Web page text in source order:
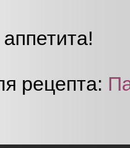
рецепта: